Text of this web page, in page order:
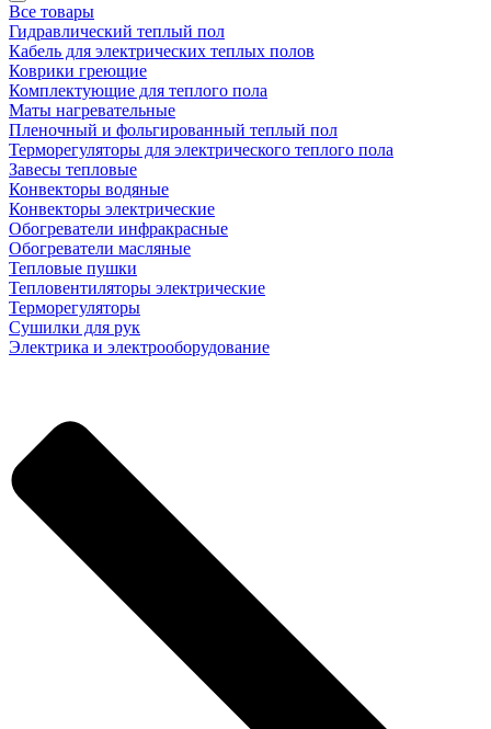
Все товары
Гидравлический теплый пол
Кабель для электрических теплых полов
Коврики греющие
Комплектующие для теплого пола
Маты нагревательные
Пленочный и фольгированный теплый пол
Терморегуляторы для электрического теплого пола
Завесы тепловые
Конвекторы водяные
Конвекторы электрические
Обогреватели инфракрасные
Обогреватели масляные
Тепловые пушки
Тепловентиляторы электрические
Терморегуляторы
Сушилки для рук
Электрика и электрооборудование